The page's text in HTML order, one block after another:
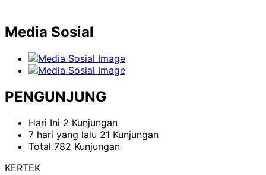
Media Sosial
PENGUNJUNG
Hari Ini 2 Kunjungan
7 hari yang lalu 21 Kunjungan
Total 782 Kunjungan
KERTEK